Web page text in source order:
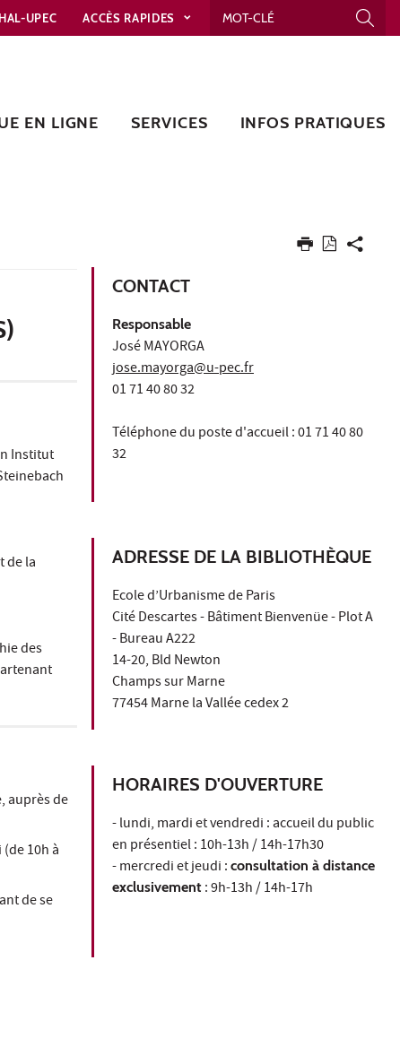
HAL-UPEC ACCÈS RAPIDES
EN LIGNE SERVICES INFOS PRATIQUES
Institut
de la
des
auprès de
10h à
de se
CONTACT
Responsable
José MAYORGA
jose.mayorga@u-pec.fr
01 71 40 80 32
Téléphone du poste d'accueil : 01 71 40 80
32
ADRESSE DE LA BIBLIOTHÈQUE
Ecole d’Urbanisme de Paris
Cité Descartes - Bâtiment Bienvenüe - Plot A
- Bureau A222
14-20, Bld Newton
Champs sur Marne
77454 Marne la Vallée cedex 2
HORAIRES D'OUVERTURE
- lundi, mardi et vendredi : accueil du public
en présentiel : 10h-13h / 14h-17h30
- mercredi et jeudi : consultation à distance
exclusivement : 9h-13h / 14h-17h